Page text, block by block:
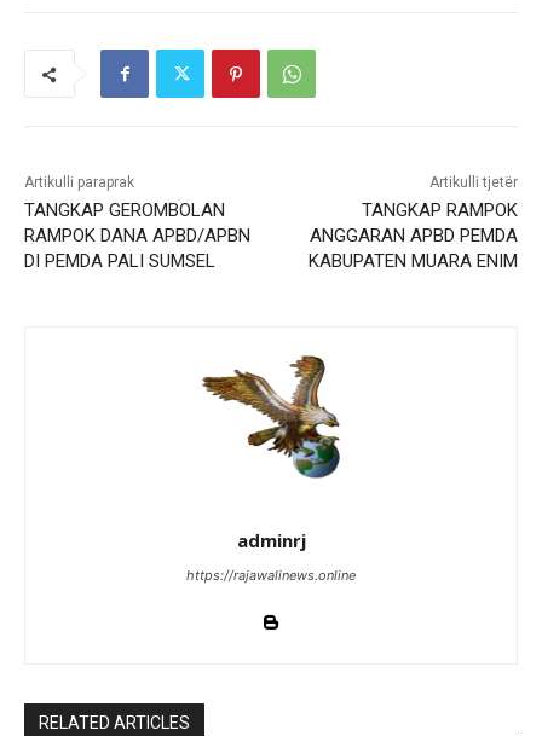
Artikulli paraprak
TANGKAP GEROMBOLAN
RAMPOK DANA APBD/APBN
DI PEMDA PALI SUMSEL
Artikulli tjetër
TANGKAP RAMPOK
ANGGARAN APBD PEMDA
KABUPATEN MUARA ENIM
adminrj
https://rajawalinews.online
RELATED ARTICLES